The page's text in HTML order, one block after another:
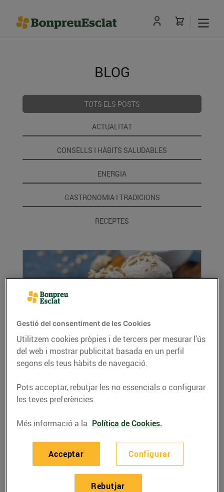
BLOG
TOTS ELS POSTS
ACTUALITAT
CONSELLS I HÀBITS SALUDABLES
ENERGIA
GASTRONOMIA I TRADICIONS
RECEPTES
Trucs per fer gelats a casa
15/de juliol/2022
Hi ha moltes maneres de gaudir d’un bon gelat
a casa. Pots comprar-te’l i gaudir-ne, però
també...
LLEGIR MÉS
Gestió del consentiment de les Cookies
Utilitzem cookies pròpies i de tercers per mesurar l’ús
del web i mostrar publicitat basada en un perfil
segons els teus hàbits de navegació.
Pots acceptar, rebutjar les no essencials o configurar
les teves preferències.
Més informació a la Política de Cookies.
Configurar
Rebutjar
Acceptar